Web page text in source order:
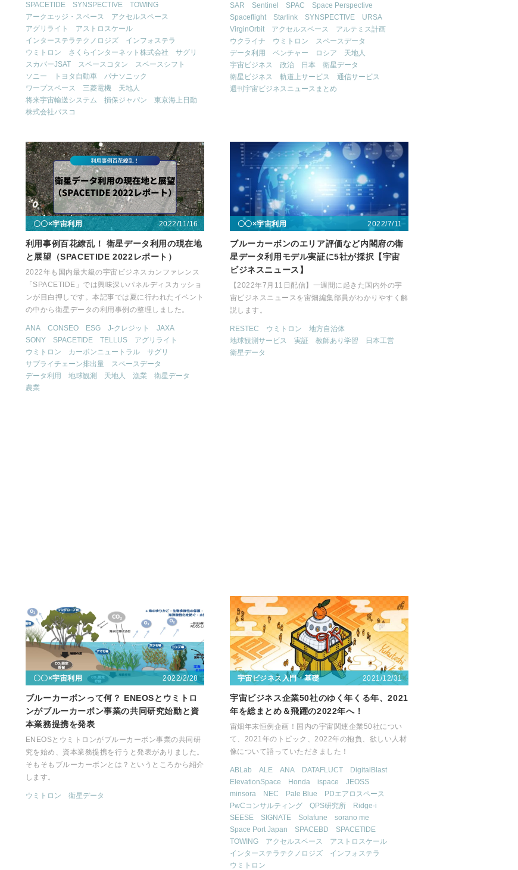
SPACETIDE
SYNSPECTIVE
TOWING
アークエッジ・スペース
アクセルスペース
アグリライト
アストロスケール
インターステラテクノロジズ
インフォステラ
ウミトロン
さくらインターネット株式会社
サグリ
スカパーJSAT
スペースコタン
スペースシフト
ソニー
トヨタ自動車
パナソニック
ワープスペース
三菱電機
天地人
将来宇宙輸送システム
損保ジャパン
東京海上日動
株式会社パスコ
SAR
Sentinel SPAC
Space Perspective
Spaceflight
Starlink SYNSPECTIVE
URSA
VirginOrbit
アクセルスペース
アルテミス計画
ウクライナ
ウミトロン
スペースデータ
データ利用
ベンチャー ロシア
天地人
宇宙ビジネス
政治 日本
衛星データ
衛星ビジネス
軌道上サービス
通信サービス
週刊宇宙ビジネスニュースまとめ
〇〇×宇宙利用 2022/11/16
利用事例百花繚乱！ 衛星データ利用の現在地
と展望（SPACETIDE 2022レポート）
2022年も国内最大級の宇宙ビジネスカンファレンス
「SPACETIDE」では興味深いパネルディスカッショ
ンが目白押しです。本記事では夏に行われたイベント
の中から衛星データの利用事例の整理しました。
ANA CONSEO ESG J-クレジット
JAXA
SONY
SPACETIDE TELLUS
アグリライト
ウミトロン
カーボンニュートラル
サグリ
サプライチェーン排出量
スペースデータ
データ利用
地球観測 天地人 漁業
衛星データ
農業
〇〇×宇宙利用 2022/7/11
ブルーカーボンのエリア評価など内閣府の衛
星データ利用モデル実証に5社が採択【宇宙
ビジネスニュース】
【2022年7月11日配信】一週間に起きた国内外の宇
宙ビジネスニュースを宙畑編集部員がわかりやすく解
説します。
RESTEC ウミトロン
地方自治体
地球観測サービス
実証 教師あり学習
日本工営
衛星データ
〇〇×宇宙利用 2022/2/28
ブルーカーボンって何？ ENEOSとウミトロ
ンがブルーカーボン事業の共同研究始動と資
本業務提携を発表
ENEOSとウミトロンがブルーカーボン事業の共同研
究を始め、資本業務提携を行うと発表がありました。
そもそもブルーカーボンとは？というところから紹介
します。
ウミトロン 衛星データ
宇宙ビジネス入門・基礎 2021/12/31
宇宙ビジネス企業50社のゆく年くる年、2021
年を総まとめ＆飛躍の2022年へ！
宙畑年末恒例企画！国内の宇宙関連企業50社につい
て、2021年のトピック、2022年の抱負、欲しい人材
像について語っていただきました！
ABLab ALE ANA DATAFLUCT
DigitalBlast
ElevationSpace
Honda ispace
JEOSS
minsora
NEC Pale Blue
PDエアロスペース
PwCコンサルティング
QPS研究所
Ridge-i
SEESE
SIGNATE Solafune
sorano me
Space Port Japan
SPACEBD
SPACETIDE
TOWING
アクセルスペース
アストロスケール
インターステラテクノロジズ
インフォステラ
ウミトロン